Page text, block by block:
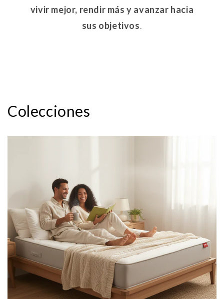
vivir mejor, rendir más y avanzar hacia
sus objetivos.
Colecciones